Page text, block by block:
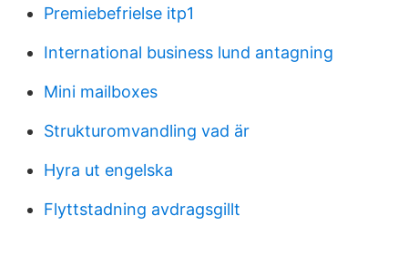
Premiebefrielse itp1
International business lund antagning
Mini mailboxes
Strukturomvandling vad är
Hyra ut engelska
Flyttstadning avdragsgillt